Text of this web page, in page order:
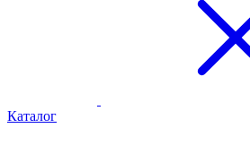
Каталог